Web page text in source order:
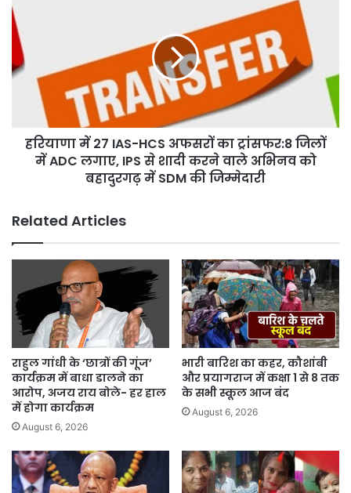
पत्र,
‘वीर
बाल
दिवस’
की
‘साहिबज़ादे
दिवस’
में
27
IAS-
HCS
अफसरों
ट्रांसफर:8
शादी
करने
वाले
बहादुरगढ़
SDM
जिम्मेदारी
हरियाणा में 27 IAS-HCS अफसरों का ट्रांसफर:8 जिलों
में ADC लगाए, IPS से शादी करने वाले अभिनव को
बहादुरगढ़ में SDM की जिम्मेदारी
Related Articles
राहुल गांधी के ‘छात्रों की गूंज’
कार्यक्रम में बाधा डालने का
आरोप, अजय राय बोले- हर हाल
में होगा कार्यक्रम
August 6, 2026
भारी बारिश का कहर, कौशांबी
और प्रयागराज में कक्षा 1 से 8 तक
के सभी स्कूल आज बंद
August 6, 2026